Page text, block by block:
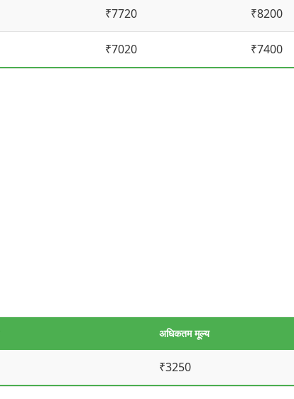
₹7720 ₹8200
₹7020 ₹7400
अधिकतम मूल्य
₹3250